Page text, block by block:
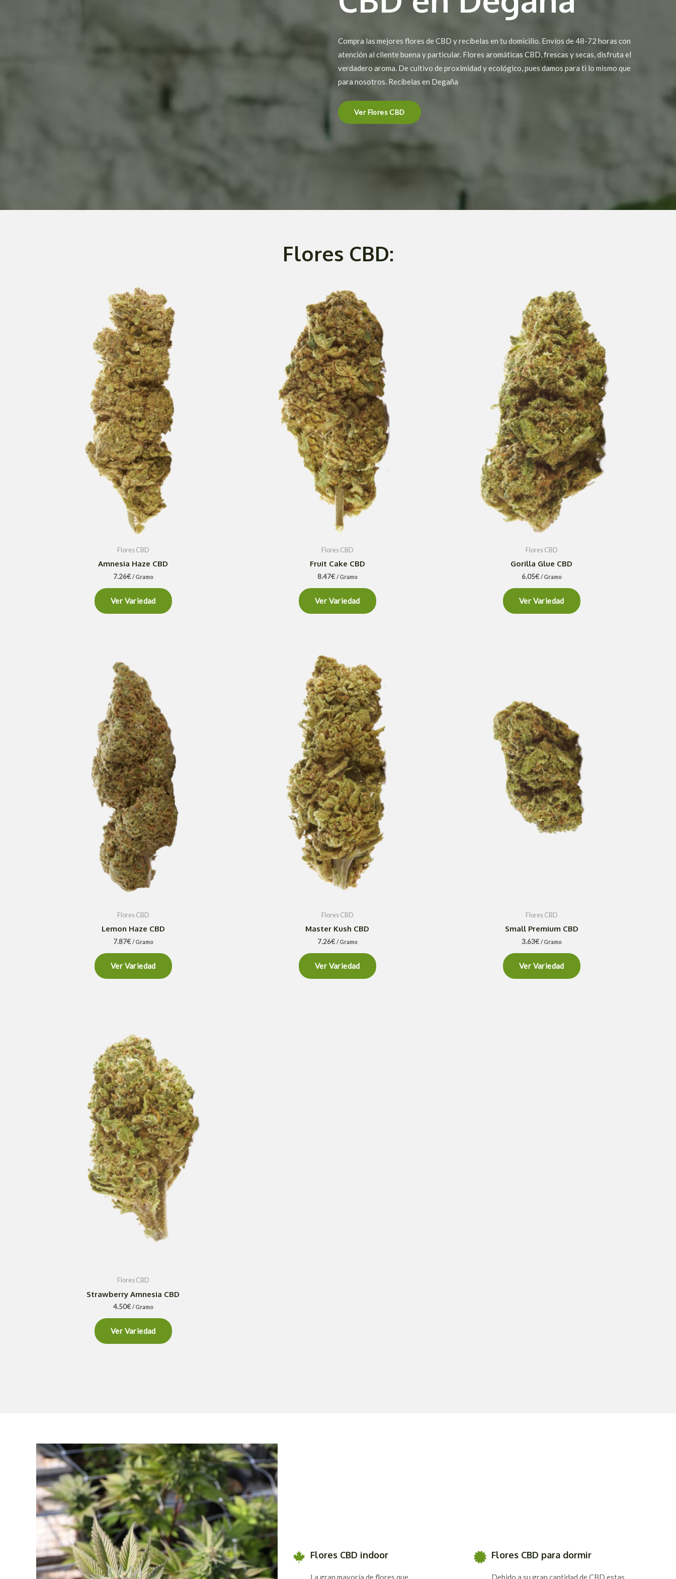
Compra las mejores flores de CBD y recíbelas en tu domicilio. Envíos de 48-72 horas con
atención al cliente buena y particular. Flores aromáticas CBD, frescas y secas, disfruta el
verdadero aroma. De cultivo de proximidad y ecológico, pues damos para ti lo mismo que
para nosotros. Recíbelas en Degaña
Ver Flores CBD
Flores CBD:
Flores CBD
Amnesia Haze CBD
7.26€ / Gramo
Ver Variedad
Flores CBD
Fruit Cake CBD
8.47€ / Gramo
Ver Variedad
Flores CBD
Gorilla Glue CBD
6.05€ / Gramo
Ver Variedad
Flores CBD
Lemon Haze CBD
7.87€ / Gramo
Ver Variedad
Flores CBD
Master Kush CBD
7.26€ / Gramo
Ver Variedad
Flores CBD
Small Premium CBD
3.63€ / Gramo
Ver Variedad
Flores CBD
Strawberry Amnesia CBD
4.50€ / Gramo
Ver Variedad
Flores CBD indoor
La gran mayoría de flores que
Flores CBD para dormir
Debido a su gran cantidad de CBD estas